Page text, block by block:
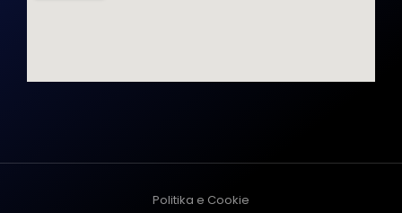
Politika e Cookie